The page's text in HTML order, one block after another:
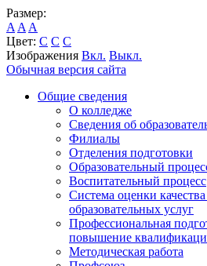
Размер:
A A A
Цвет: C C C
Изображения Вкл. Выкл.
Обычная версия сайта
Общие сведения
О колледже
Сведения об
Филиалы
Отделения подготовки
Образовательный
Воспитательный процесс
Система оценки
образовательных услуг
Профессиональная
повышение
Методическая работа